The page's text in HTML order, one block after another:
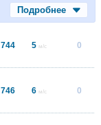
Подробнее
744 5 м/с 0
746 6 м/с 0